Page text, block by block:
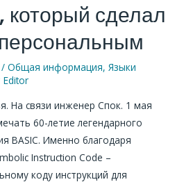
который сделал
/ Общая информация, Языки
Editor
На связи инженер Спок. 1 мая
60-летие легендарного
BASIC. Именно благодаря
Instruction Code –
коду инструкций для